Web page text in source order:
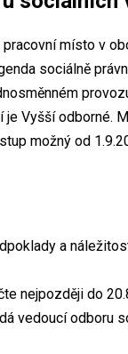
místo v
sociálně
Vyšší odborné.
možný od
a
nejpozději do
vedoucí odboru